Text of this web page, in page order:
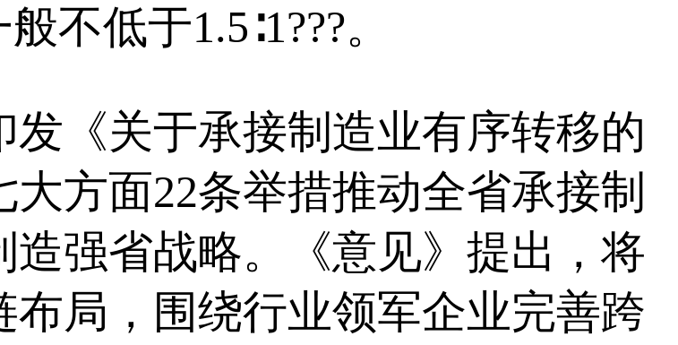
不低于1.5∶1???。
《关于承接制造业有序转移的
方面22条举措推动全省承接制
强省战略。《意见》提出，将
局，围绕行业领军企业完善跨